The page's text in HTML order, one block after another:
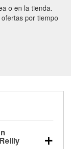
o en la tienda.
por tiempo